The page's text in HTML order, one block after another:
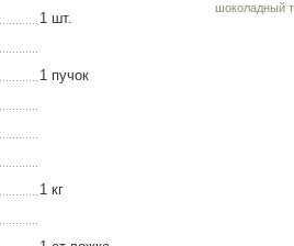
шоколадный
1 шт.
1 пучок
1 кг